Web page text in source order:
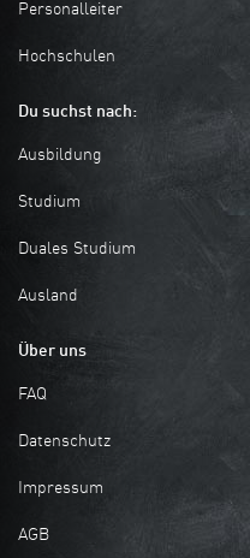
Personalleiter
Hochschulen
Du suchst nach:
Ausbildung
Studium
Duales Studium
Ausland
Über uns
FAQ
Datenschutz
Impressum
AGB